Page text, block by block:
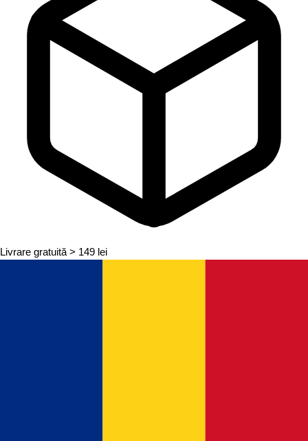
Livrare gratuită > 149 lei